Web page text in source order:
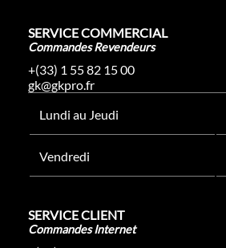
SERVICE COMMERCIAL
Commandes Revendeurs
+(33) 1 55 82 15 00
gk@gkpro.fr
Lundi au Jeudi
Vendredi
SERVICE CLIENT
Commandes Internet